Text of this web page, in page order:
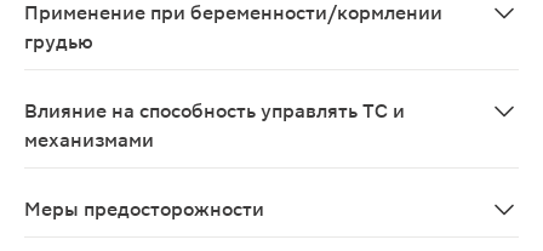
Применение при беременности/кормлении
грудью
Влияние на способность управлять ТС и
механизмами
Меры предосторожности